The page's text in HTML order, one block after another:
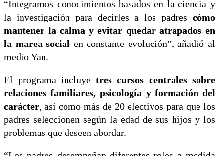
“Integramos conocimientos basados en la ciencia y
la investigación para decirles a los padres cómo
mantener la calma y evitar quedar atrapados en
la marea social en constante evolución”, añadió al
medio Yan.
El programa incluye tres cursos centrales sobre
relaciones familiares, psicología y formación del
carácter, así como más de 20 electivos para que los
padres seleccionen según la edad de sus hijos y los
problemas que deseen abordar.